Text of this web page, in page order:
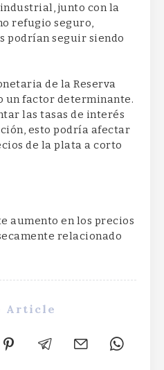
junto con la
refugio seguro,
podrían seguir siendo
de la Reserva
un factor determinante.
las tasas de interés
esto podría afectar
de la plata a corto
aumento en los precios
relacionado
Article